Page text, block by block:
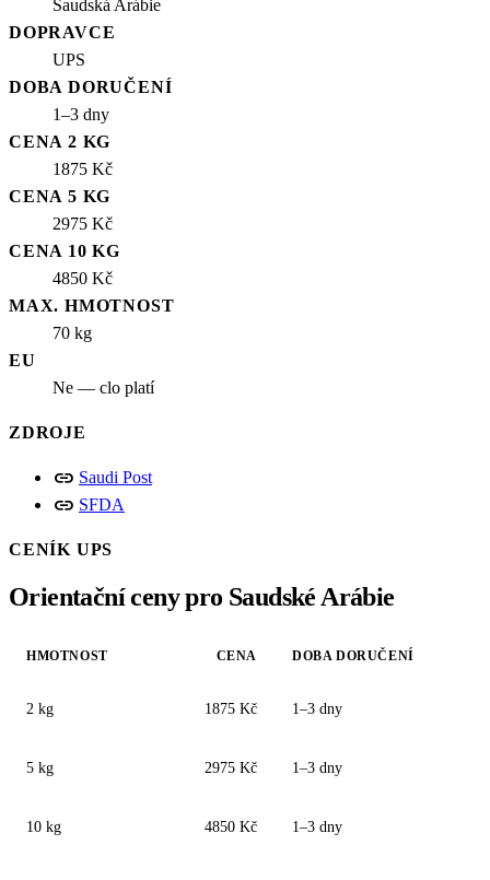
Saudská Arábie
DOPRAVCE
UPS
DOBA DORUČENÍ
1–3 dny
CENA 2 KG
1875 Kč
CENA 5 KG
2975 Kč
CENA 10 KG
4850 Kč
MAX. HMOTNOST
70 kg
EU
Ne — clo platí
ZDROJE
link Saudi Post
link SFDA
CENÍK UPS
Orientační ceny pro Saudské Arábie
HMOTNOST CENA DOBA DORUČENÍ
2 kg 1875 Kč 1–3 dny
5 kg 2975 Kč 1–3 dny
10 kg 4850 Kč 1–3 dny